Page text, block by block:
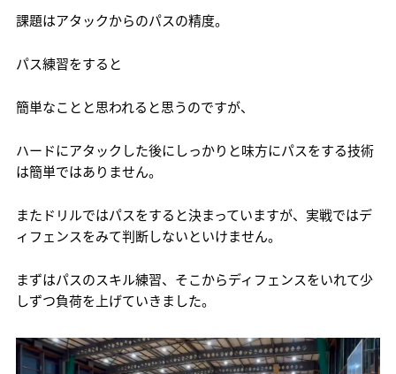
課題はアタックからのパスの精度。
パス練習をすると
簡単なことと思われると思うのですが、
ハードにアタックした後にしっかりと味方にパスをする技術
は簡単ではありません。
またドリルではパスをすると決まっていますが、実戦ではデ
ィフェンスをみて判断しないといけません。
まずはパスのスキル練習、そこからディフェンスをいれて少
しずつ負荷を上げていきました。